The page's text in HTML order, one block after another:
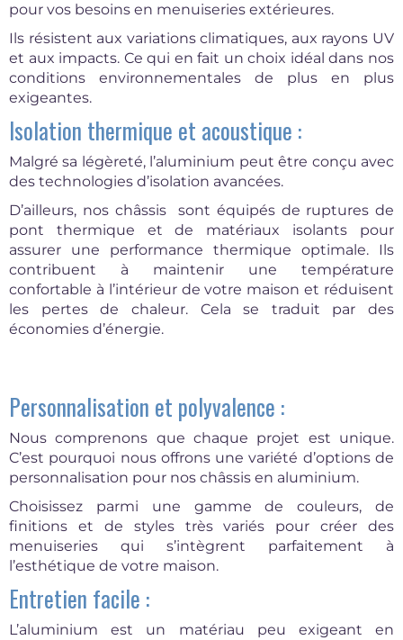
pour vos besoins en menuiseries extérieures.
Ils résistent aux variations climatiques, aux rayons UV
et aux impacts. Ce qui en fait un choix idéal dans nos
conditions environnementales de plus en plus
exigeantes.
Isolation thermique et acoustique :
Malgré sa légèreté, l’aluminium peut être conçu avec
des technologies d’isolation avancées.
D’ailleurs, nos châssis sont équipés de ruptures de
pont thermique et de matériaux isolants pour
assurer une performance thermique optimale. Ils
contribuent à maintenir une température
confortable à l’intérieur de votre maison et réduisent
les pertes de chaleur. Cela se traduit par des
économies d’énergie.
Personnalisation et polyvalence :
Nous comprenons que chaque projet est unique.
C’est pourquoi nous offrons une variété d’options de
personnalisation pour nos châssis en aluminium.
Choisissez parmi une gamme de couleurs, de
finitions et de styles très variés pour créer des
menuiseries qui s’intègrent parfaitement à
l’esthétique de votre maison.
Entretien facile :
L’aluminium est un matériau peu exigeant en